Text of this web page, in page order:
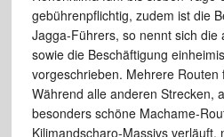
gebührenpflichtig, zudem ist die
Jagga-Führers, so nennt sich die
sowie die Beschäftigung
vorgeschrieben. Mehrere Routen
Während alle anderen Strecken,
besonders schöne Machame-
Kilimandscharo-Massivs verläuft,